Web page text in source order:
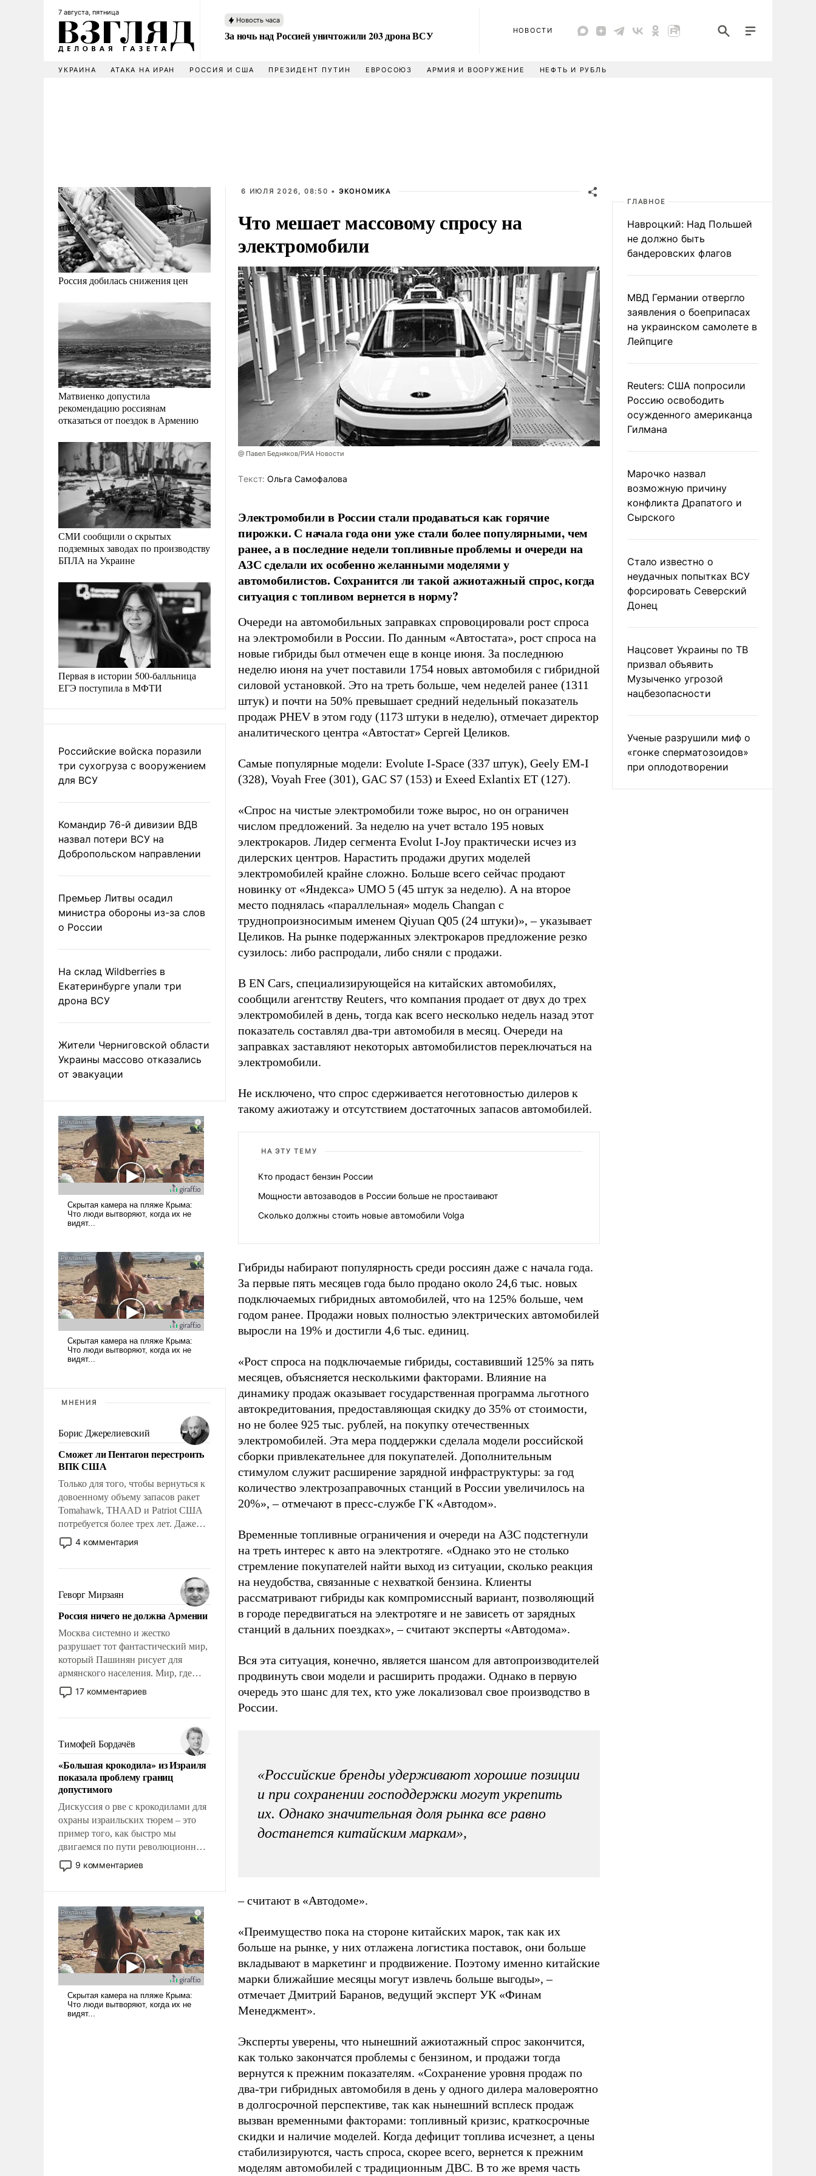
7 августа, пятница
Новость часа
За ночь над Россией уничтожили 203 дрона ВСУ НОВОСТИ
УКРАИНА АТАКА НА ИРАН РОССИЯ И США ПРЕЗИДЕНТ ПУТИН ЕВРОСОЮЗ АРМИЯ И ВООРУЖЕНИЕ НЕФТЬ И РУБЛЬ
Россия добилась снижения цен
Матвиенко допустила
рекомендацию россиянам
отказаться от поездок в Армению
СМИ сообщили о скрытых
подземных заводах по производству
БПЛА на Украине
Первая в истории 500-балльница
ЕГЭ поступила в МФТИ
Российские войска поразили
три сухогруза с вооружением
для ВСУ
Командир 76-й дивизии ВДВ
назвал потери ВСУ на
Добропольском направлении
Премьер Литвы осадил
министра обороны из-за слов
о России
На склад Wildberries в
Екатеринбурге упали три
дрона ВСУ
Жители Черниговской области
Украины массово отказались
от эвакуации
МНЕНИЯ
Борис Джерелиевский
Сможет ли Пентагон перестроить
ВПК США
Только для того, чтобы вернуться к
довоенному объему запасов ракет
Tomahawk, THAAD и Patriot США
потребуется более трех лет. Даже
небольшая война с Ираном
опустошила американские
уязвимости США, например, перед
Китаем.
4 комментария
Геворг Мирзаян
Россия ничего не должна Армении
Москва системно и жестко
разрушает тот фантастический мир,
который Пашинян рисует для
армянского населения. Мир, где
политические прожекты будут
безусловно оплачиваться за счет
где Еревану за свои поступки не
нужно отвечать.
17 комментариев
Тимофей Бордачёв
«Большая крокодила» из Израиля
показала проблему границ
допустимого
Дискуссия о рве с крокодилами для
охраны израильских тюрем – это
пример того, как быстро мы
двигаемся по пути революционных
изменений. То, что несколько лет
назад было образом для
9 комментариев
6 ИЮЛЯ 2026, 08:50 • ЭКОНОМИКА
Что мешает массовому спросу на
электромобили
@ Павел Бедняков/РИА Новости
Tекст: Ольга Самофалова
Электромобили в России стали продаваться как горячие
пирожки. С начала года они уже стали более популярными, чем
ранее, а в последние недели топливные проблемы и очереди на
АЗС сделали их особенно желанными моделями у
автомобилистов. Сохранится ли такой ажиотажный спрос, когда
ситуация с топливом вернется в норму?
Очереди на автомобильных заправках спровоцировали рост спроса
на электромобили в России. По данным «Автостата», рост спроса на
новые гибриды был отмечен еще в конце июня. За последнюю
неделю июня на учет поставили 1754 новых автомобиля с гибридной
силовой установкой. Это на треть больше, чем неделей ранее (1311
штук) и почти на 50% превышает средний недельный показатель
продаж PHEV в этом году (1173 штуки в неделю), отмечает директор
аналитического центра «Автостат» Сергей Целиков.
Самые популярные модели: Evolute I-Space (337 штук), Geely EM-I
(328), Voyah Free (301), GAC S7 (153) и Exeed Exlantix ET (127).
«Спрос на чистые электромобили тоже вырос, но он ограничен
числом предложений. За неделю на учет встало 195 новых
электрокаров. Лидер сегмента Evolut I-Joy практически исчез из
дилерских центров. Нарастить продажи других моделей
электромобилей крайне сложно. Больше всего сейчас продают
новинку от «Яндекса» UMO 5 (45 штук за неделю). А на второе
место поднялась «параллельная» модель Changan с
труднопроизносимым именем Qiyuan Q05 (24 штуки)», – указывает
Целиков. На рынке подержанных электрокаров предложение резко
сузилось: либо распродали, либо сняли с продажи.
В EN Cars, специализирующейся на китайских автомобилях,
сообщили агентству Reuters, что компания продает от двух до трех
электромобилей в день, тогда как всего несколько недель назад этот
показатель составлял два-три автомобиля в месяц. Очереди на
заправках заставляют некоторых автомобилистов переключаться на
электромобили.
Не исключено, что спрос сдерживается неготовностью дилеров к
такому ажиотажу и отсутствием достаточных запасов автомобилей.
НА ЭТУ ТЕМУ
Кто продаст бензин России
Мощности автозаводов в России больше не простаивают
Сколько должны стоить новые автомобили Volga
Гибриды набирают популярность среди россиян даже с начала года.
За первые пять месяцев года было продано около 24,6 тыс. новых
подключаемых гибридных автомобилей, что на 125% больше, чем
годом ранее. Продажи новых полностью электрических автомобилей
выросли на 19% и достигли 4,6 тыс. единиц.
«Рост спроса на подключаемые гибриды, составивший 125% за пять
месяцев, объясняется несколькими факторами. Влияние на
динамику продаж оказывает государственная программа льготного
автокредитования, предоставляющая скидку до 35% от стоимости,
но не более 925 тыс. рублей, на покупку отечественных
электромобилей. Эта мера поддержки сделала модели российской
сборки привлекательнее для покупателей. Дополнительным
стимулом служит расширение зарядной инфраструктуры: за год
количество электрозаправочных станций в России увеличилось на
20%», – отмечают в пресс-службе ГК «Автодом».
Временные топливные ограничения и очереди на АЗС подстегнули
на треть интерес к авто на электротяге. «Однако это не столько
стремление покупателей найти выход из ситуации, сколько реакция
на неудобства, связанные с нехваткой бензина. Клиенты
рассматривают гибриды как компромиссный вариант, позволяющий
в городе передвигаться на электротяге и не зависеть от зарядных
станций в дальних поездках», – считают эксперты «Автодома».
Вся эта ситуация, конечно, является шансом для автопроизводителей
продвинуть свои модели и расширить продажи. Однако в первую
очередь это шанс для тех, кто уже локализовал свое производство в
России.
«Российские бренды удерживают хорошие позиции
и при сохранении господдержки могут укрепить
их. Однако значительная доля рынка все равно
достанется китайским маркам»,
– считают в «Автодоме».
«Преимущество пока на стороне китайских марок, так как их
больше на рынке, у них отлажена логистика поставок, они больше
вкладывают в маркетинг и продвижение. Поэтому именно китайские
марки ближайшие месяцы могут извлечь больше выгоды», –
отмечает Дмитрий Баранов, ведущий эксперт УК «Финам
Менеджмент».
Эксперты уверены, что нынешний ажиотажный спрос закончится,
как только закончатся проблемы с бензином, и продажи тогда
вернутся к прежним показателям. «Сохранение уровня продаж по
два-три гибридных автомобиля в день у одного дилера маловероятно
в долгосрочной перспективе, так как нынешний всплеск продаж
вызван временными факторами: топливный кризис, краткосрочные
скидки и наличие моделей. Когда дефицит топлива исчезнет, а цены
стабилизируются, часть спроса, скорее всего, вернется к прежним
моделям автомобилей с традиционным ДВС. В то же время часть
ГЛАВНОЕ
Навроцкий: Над Польшей
не должно быть
бандеровских флагов
МВД Германии отвергло
заявления о боеприпасах
на украинском самолете в
Лейпциге
Reuters: США попросили
Россию освободить
осужденного американца
Гилмана
Марочко назвал
возможную причину
конфликта Драпатого и
Сырского
Стало известно о
неудачных попытках ВСУ
форсировать Северский
Донец
Нацсовет Украины по ТВ
призвал объявить
Музыченко угрозой
нацбезопасности
Ученые разрушили миф о
«гонке сперматозоидов»
при оплодотворении